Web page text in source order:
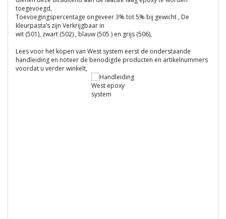
toegevoegd,
Toevoegingspercentage ongeveer 3% tot 5% bij gewicht , De
kleurpasta’s zijn Verkrijgbaar in
wit (501), zwart (502) , blauw (505 ) en grijs (506),
Lees voor het kopen van West system eerst de onderstaande
handleiding en noteer de benodigde producten en artikelnummers
voordat u verder winkelt,